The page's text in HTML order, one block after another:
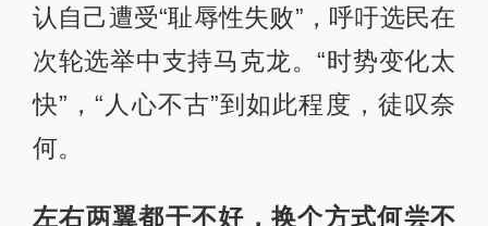
认自己遭受“耻辱性失败”，呼吁选民在
次轮选举中支持马克龙。“时势变化太
快”，“人心不古”到如此程度，徒叹奈
何。
左右两翼都干不好，换个方式何尝不